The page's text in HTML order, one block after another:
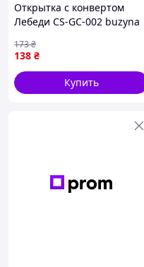
Открытка с конвертом
Лебеди СS-GС-002 buzyna
138 ₴
173₴
Купить